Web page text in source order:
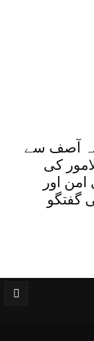
آصف سے
کی
امن اور
گفتگو